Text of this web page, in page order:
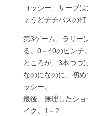
ヨッシー、サーブ
ょうどチチパスの
第3ゲーム、ラリー
る。0－40のピンチ。
ところが、3本つづ
なのになのに、初
ッシー。
最後、無理したシ
イク。1－2